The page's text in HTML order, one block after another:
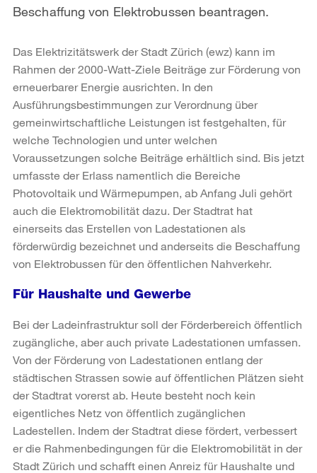
Beschaffung von Elektrobussen beantragen.
Das Elektrizitätswerk der Stadt Zürich (ewz) kann im
Rahmen der 2000-Watt-Ziele Beiträge zur Förderung von
erneuerbarer Energie ausrichten. In den
Ausführungsbestimmungen zur Verordnung über
gemeinwirtschaftliche Leistungen ist festgehalten, für
welche Technologien und unter welchen
Voraussetzungen solche Beiträge erhältlich sind. Bis jetzt
umfasste der Erlass namentlich die Bereiche
Photovoltaik und Wärmepumpen, ab Anfang Juli gehört
auch die Elektromobilität dazu. Der Stadtrat hat
einerseits das Erstellen von Ladestationen als
förderwürdig bezeichnet und anderseits die Beschaffung
von Elektrobussen für den öffentlichen Nahverkehr.
Für Haushalte und Gewerbe
Bei der Ladeinfrastruktur soll der Förderbereich öffentlich
zugängliche, aber auch private Ladestationen umfassen.
Von der Förderung von Ladestationen entlang der
städtischen Strassen sowie auf öffentlichen Plätzen sieht
der Stadtrat vorerst ab. Heute besteht noch kein
eigentliches Netz von öffentlich zugänglichen
Ladestellen. Indem der Stadtrat diese fördert, verbessert
er die Rahmenbedingungen für die Elektromobilität in der
Stadt Zürich und schafft einen Anreiz für Haushalte und